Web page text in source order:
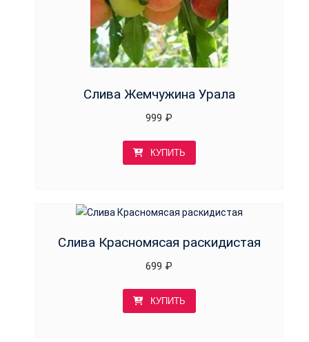
Слива Жемчужина Урала
999 ₽
КУПИТЬ
Слива Красномясая раскидистая
699 ₽
КУПИТЬ